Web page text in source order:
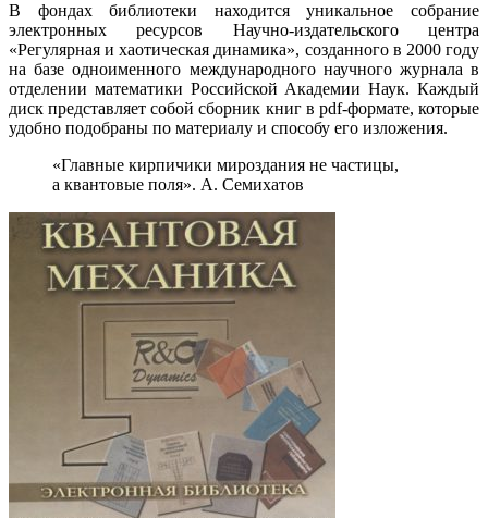
В фондах библиотеки находится уникальное собрание
электронных ресурсов Научно-издательского центра
«Регулярная и хаотическая динамика», созданного в 2000 году
на базе одноименного международного научного журнала в
отделении математики Российской Академии Наук. Каждый
диск представляет собой сборник книг в pdf-формате, которые
удобно подобраны по материалу и способу его изложения.
«Главные кирпичики мироздания не частицы,
а квантовые поля». А. Семихатов